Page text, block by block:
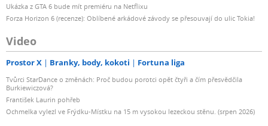
Ukázka z GTA 6 bude mít premiéru na Netflixu
Forza Horizon 6 (recenze): Oblíbené arkádové závody se přesouvají do ulic Tokia!
Video
Prostor X Branky, body, kokoti Fortuna liga
Tvůrci StarDance o změnách: Proč budou porotci opět čtyři a čím přesvědčila
Burkiewiczová?
František Laurin pohřeb
Ochmelka vylezl ve Frýdku-Místku na 15 m vysokou lezeckou stěnu. (srpen 2026)